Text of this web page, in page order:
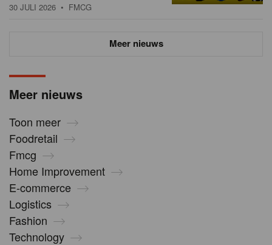
Meer nieuws
Toon meer
Foodretail
Fmcg
Home Improvement
E-commerce
Logistics
Fashion
Technology
30 JULI 2026 • FMCG
Meer nieuws